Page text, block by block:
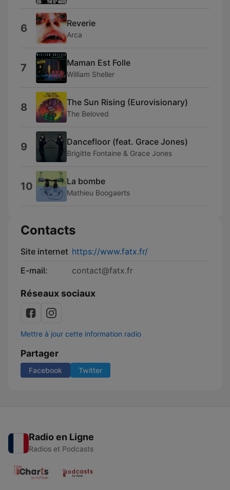
6 Reverie
Arca
7 Maman Est Folle
William Sheller
8 The Sun Rising (Eurovisionary)
The Beloved
9 Dancefloor (feat. Grace Jones)
Brigitte Fontaine & Grace Jones
10 La bombe
Mathieu Boogaerts
Contacts
Site internet https://www.fatx.fr/
E-mail:
contact@fatx.fr
Réseaux sociaux
Mettre à jour cette information radio
Partager
Facebook Twitter
Radio en Ligne
Radios et Podcasts